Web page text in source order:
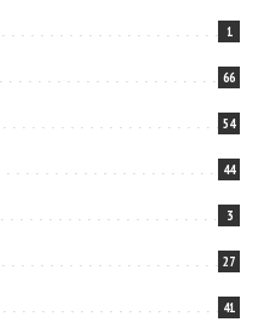
1
66
54
44
3
27
41